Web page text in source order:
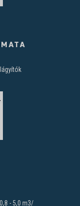
- 5,0 m3/